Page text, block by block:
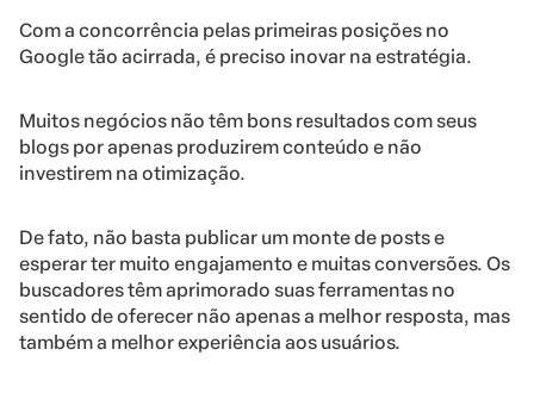
Com a concorrência pelas primeiras posições no
Google tão acirrada, é preciso inovar na estratégia.
Muitos negócios não têm bons resultados com seus
blogs por apenas produzirem conteúdo e não
investirem na otimização.
De fato, não basta publicar um monte de posts e
esperar ter muito engajamento e muitas conversões. Os
buscadores têm aprimorado suas ferramentas no
sentido de oferecer não apenas a melhor resposta, mas
também a melhor experiência aos usuários.